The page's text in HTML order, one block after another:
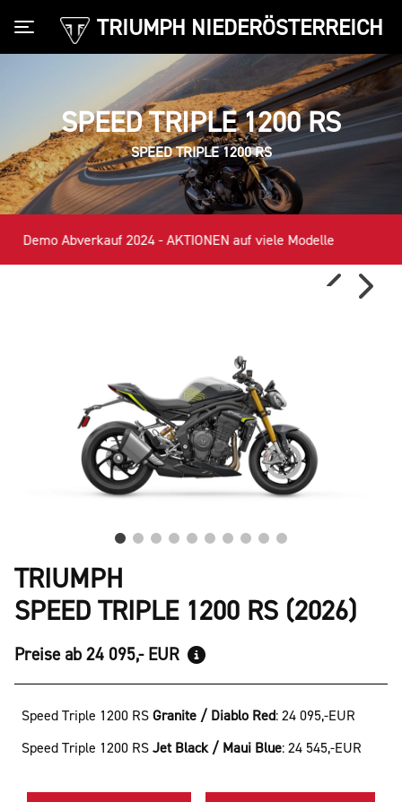
TRIUMPH NIEDERÖSTERREICH
Toggle navigation
SPEED TRIPLE 1200 RS
SPEED TRIPLE 1200 RS
Demo Abverkauf 2024 - AKTIONEN auf viele Modelle
TRIUMPH
SPEED TRIPLE 1200 RS (2026)
Preise ab 24 095,- EUR
Speed Triple 1200 RS Granite / Diablo Red: 24 095,-EUR
Speed Triple 1200 RS Jet Black / Maui Blue: 24 545,-EUR